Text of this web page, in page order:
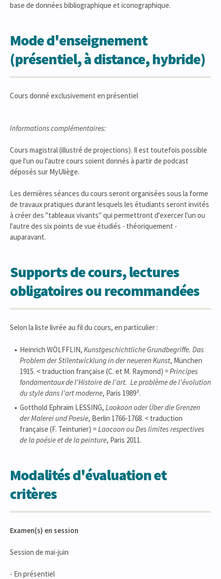
base de données bibliographique et iconographique.
Mode d'enseignement
(présentiel, à distance, hybride)
Cours donné exclusivement en présentiel
Informations complémentaires:
Cours magistral (illustré de projections). Il est toutefois possible
que l'un ou l'autre cours soient donnés à partir de podcast
déposés sur MyUliège.
Les dernières séances du cours seront organisées sous la forme
de travaux pratiques durant lesquels les étudiants seront invités
à créer des "tableaux vivants" qui permettront d'exercer l'un ou
l'autre des six points de vue étudiés - théoriquement -
auparavant.
Supports de cours, lectures
obligatoires ou recommandées
Selon la liste livrée au fil du cours, en particulier :
Heinrich WÖLFFLIN, Kunstgeschichtliche Grundbegriffe. Das
Problem der Stilentwicklung in der neueren Kunst, München
1915. < traduction française (C. et M. Raymond) =Principes
fondamentaux de l'Histoire de l'art. Le problème de l'évolution
du style dans l'art moderne, Paris 1989³.
Gotthold Ephraim LESSING, Laokoon oder Über die Grenzen
der Malerei und Poesie, Berlin 1766-1768. < traduction
française (F. Teinturier) = Laocoon ou Des limites respectives
de la poésie et de la peinture, Paris 2011.
Modalités d'évaluation et
critères
Examen(s) en session
Session de mai-juin
- En présentiel